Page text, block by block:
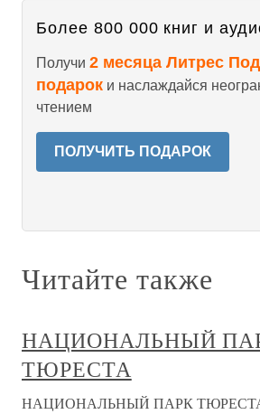
Более 800 000 книг и
Получи 2 месяца Литрес
подарок и наслаждайся
чтением
ПОЛУЧИТЬ ПОДАРОК
Читайте также
НАЦИОНАЛЬНЫЙ
ТЮРЕСТА
НАЦИОНАЛЬНЫЙ ПАРК ТЮРЕСТА